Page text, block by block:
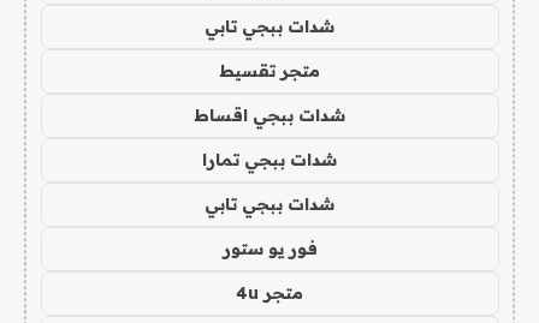
شدات ببجي تابي
متجر تقسيط
شدات ببجي اقساط
شدات ببجي تمارا
شدات ببجي تابي
فور يو ستور
متجر 4u